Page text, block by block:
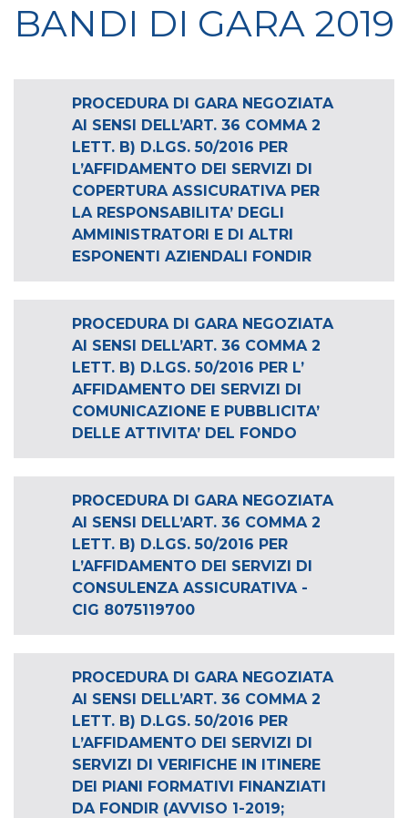
BANDI DI GARA 2019
PROCEDURA DI GARA NEGOZIATA
AI SENSI DELL’ART. 36 COMMA 2
LETT. B) D.LGS. 50/2016 PER
L’AFFIDAMENTO DEI SERVIZI DI
COPERTURA ASSICURATIVA PER
LA RESPONSABILITA’ DEGLI
AMMINISTRATORI E DI ALTRI
ESPONENTI AZIENDALI FONDIR
PROCEDURA DI GARA NEGOZIATA
AI SENSI DELL’ART. 36 COMMA 2
LETT. B) D.LGS. 50/2016 PER L’
AFFIDAMENTO DEI SERVIZI DI
COMUNICAZIONE E PUBBLICITA’
DELLE ATTIVITA’ DEL FONDO
PROCEDURA DI GARA NEGOZIATA
AI SENSI DELL’ART. 36 COMMA 2
LETT. B) D.LGS. 50/2016 PER
L’AFFIDAMENTO DEI SERVIZI DI
CONSULENZA ASSICURATIVA -
CIG 8075119700
PROCEDURA DI GARA NEGOZIATA
AI SENSI DELL’ART. 36 COMMA 2
LETT. B) D.LGS. 50/2016 PER
L’AFFIDAMENTO DEI SERVIZI DI
SERVIZI DI VERIFICHE IN ITINERE
DEI PIANI FORMATIVI FINANZIATI
DA FONDIR (AVVISO 1-2019;